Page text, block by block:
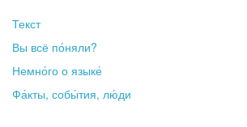
Текст
Вы всё по́няли?
Немно́го о языке́
Фа́кты, собы́тия, лю́ди